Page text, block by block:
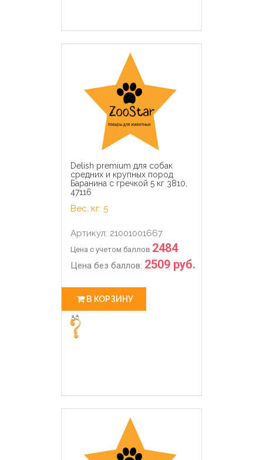
Delish premium для собак
средних и крупных пород
Баранина с гречкой 5 кг 3810,
47116
Вес, кг: 5
Артикул: 21001001667
Цена с учетом баллов 2484
Цена без баллов: 2509 руб.
В КОРЗИНУ